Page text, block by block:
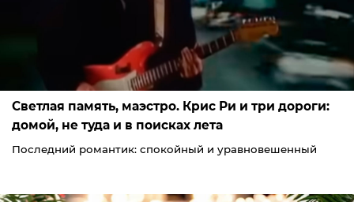
Светлая память, маэстро. Крис Ри и три дороги:
домой, не туда и в поисках лета
Последний романтик: спокойный и уравновешенный